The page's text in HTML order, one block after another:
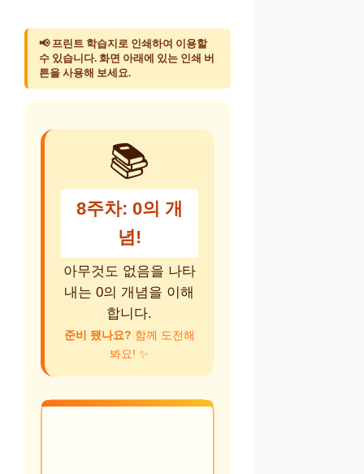
📢 프린트 학습지로 인쇄하여 이용할
수 있습니다. 화면 아래에 있는 인쇄 버
튼을 사용해 보세요.
📚
8주차: 0의 개
념!
아무것도 없음을 나타
내는 0의 개념을 이해
합니다.
준비 됐나요? 함께 도전해
봐요! ✨